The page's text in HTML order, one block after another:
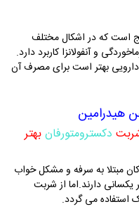
است که در اشکال مختلف
و آنفولانزا کاربرد دارد.
بهتر است برای مصرف آن
هیدرامین
دکسترومتورفانبهتر
مبتلا به سرفه و مشکل خواب
یکسانی دارند.اما از شربت
استفاده می گردد.